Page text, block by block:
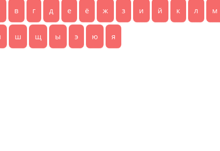
в г д е ё ж з и й к л м
ш щ ы э ю я